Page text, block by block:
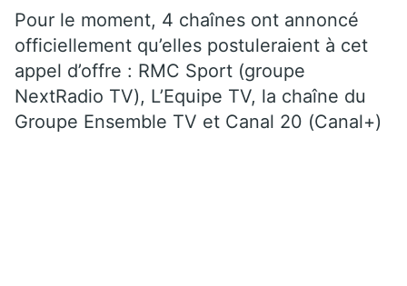
Pour le moment, 4 chaînes ont annoncé
officiellement qu’elles postuleraient à cet
appel d’offre : RMC Sport (groupe
NextRadio TV), L’Equipe TV, la chaîne du
Groupe Ensemble TV et Canal 20 (Canal+)